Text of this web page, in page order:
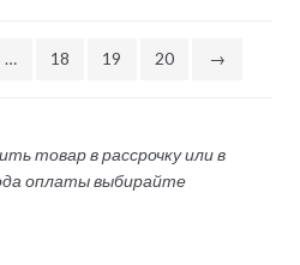
… 18 19 20 →
товар в рассрочку или в
оплаты выбирайте